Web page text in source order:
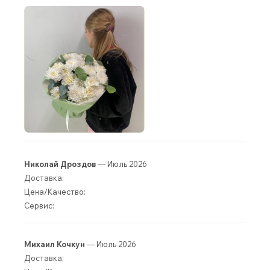
Николай Дроздов— Июль 2026
Доставка:
Цена/Качество:
Сервис:
Михаил Кочкун — Июль 2026
Доставка: